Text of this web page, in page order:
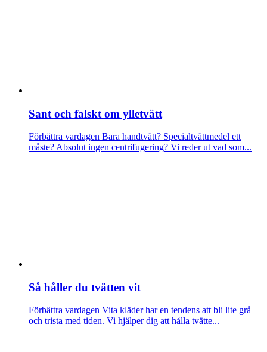
Sant och falskt om ylletvätt
Förbättra vardagen Bara handtvätt? Specialtvättmedel ett
måste? Absolut ingen centrifugering? Vi reder ut vad som...
Så håller du tvätten vit
Förbättra vardagen Vita kläder har en tendens att bli lite grå
och trista med tiden. Vi hjälper dig att hålla tvätte...